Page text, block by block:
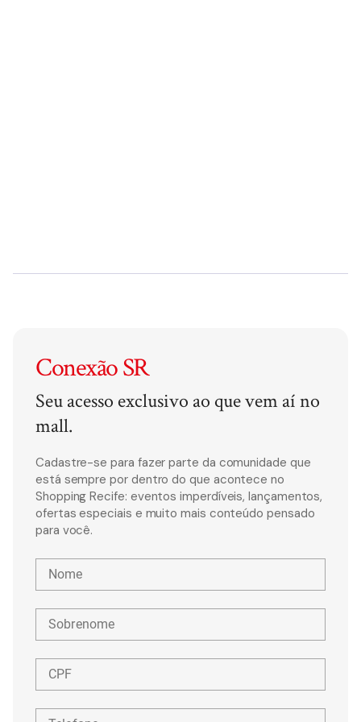
Conexão SR
Seu acesso exclusivo ao que vem aí no
mall.
Cadastre-se para fazer parte da comunidade que
está sempre por dentro do que acontece no
Shopping Recife: eventos imperdíveis, lançamentos,
ofertas especiais e muito mais conteúdo pensado
para você.
Nome
Sobrenome
CPF